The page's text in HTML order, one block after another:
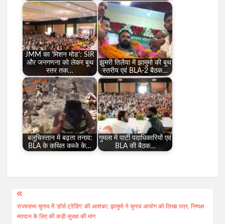
JMM का 'मिशन मोड': SIR
और जनगणना को लेकर बूथ
स्तर तक…
झुमरी तिलैया में झामुमो की बूथ
स्तरीय एवं BLA-2 बैठक…
बलूचिस्तान में बढ़ता तनाव:
BLA के कथित कब्जे के…
गुमला में पार्टी पदाधिकारियों एवं
BLA की बैठक…
Post
navigation
राज्यसभा चुनाव में ‘हॉर्स ट्रेडिंग’ की आशंका: झामुमो ने चुनाव आयोग को लिखा पत्र, निष्पक्ष
मतदान के लिए की कड़ी सुरक्षा की मांग